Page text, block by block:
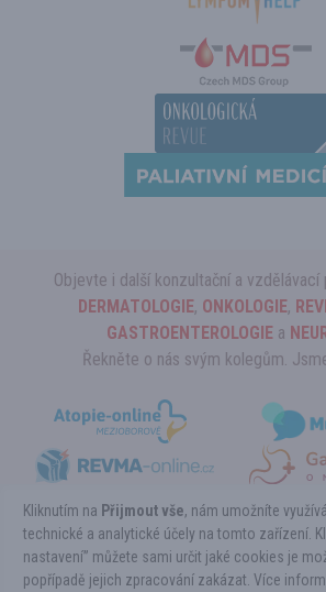
Objevte i další konzultační a
DERMATOLOGIE, ONKOLOGIE,
GASTROENTEROLOGIEa
Řekněte o nás svým kolegům.
Copyright ©HEMATOLOGIE-
Powered by Pears Health Cyber Europe, s.r.o.
Kliknutím na Přijmout vše, nám umožníte
technické a analytické účely na tomto zařízení.
nastavení” můžete sami určit jaké cookies je
popřípadě jejich zpracování zakázat. Více